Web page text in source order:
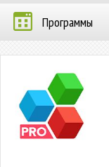
Программы